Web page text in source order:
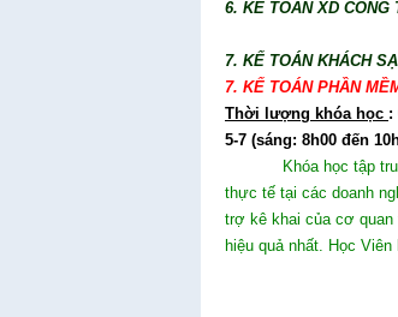
6. KẾ TOÁN XD
7. KẾ TOÁN KHÁCH
7. KẾ TOÁN PHẦN
Thời lượng khóa học :
5-7 (sáng: 8h00 đến
Khóa học tập
thực tế tại các doanh
trợ kê khai của cơ
hiệu quả nhất. Học